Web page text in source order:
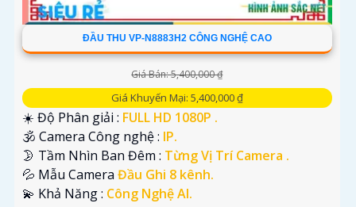
ĐẦU THU VP-N8883H2 CÔNG NGHỆ CAO
Giá Bán: 5,400,000 ₫
Giá Khuyến Mại: 5,400,000 ₫
☀️ Độ Phân giải : FULL HD 1080P .
🕉️ Camera Công nghệ : IP.
🌛 Tầm Nhìn Ban Đêm : Từng Vị Trí Camera .
💦 Mẫu Camera Đầu Ghi 8 kênh.
️💫 Khả Năng : Công Nghệ AI.